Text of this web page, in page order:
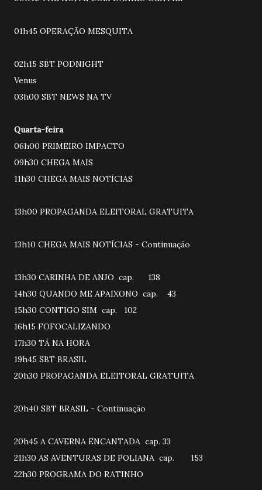
01h45 OPERAÇÃO MESQUITA
02h15 SBT PODNIGHT
Venus
03h00 SBT NEWS NA TV
Quarta-feira
06h00 PRIMEIRO IMPACTO
09h30 CHEGA MAIS
11h30 CHEGA MAIS NOTÍCIAS
13h00 PROPAGANDA ELEITORAL GRATUITA
13h10 CHEGA MAIS NOTÍCIAS - Continuação
13h30 CARINHA DE ANJO cap. 138
14h30 QUANDO ME APAIXONO cap. 43
15h30 CONTIGO SIM cap. 102
16h15 FOFOCALIZANDO
17h30 TÁ NA HORA
19h45 SBT BRASIL
20h30 PROPAGANDA ELEITORAL GRATUITA
20h40 SBT BRASIL - Continuação
20h45 A CAVERNA ENCANTADA cap. 33
21h30 AS AVENTURAS DE POLIANA cap. 153
22h30 PROGRAMA DO RATINHO